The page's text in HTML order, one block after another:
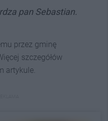
pan Sebastian.
przez gminę
szczegółów
artykule.